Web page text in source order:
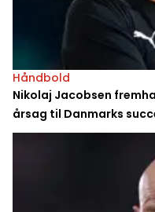
Håndbold
Nikolaj Jacobsen
årsag til Danmarks